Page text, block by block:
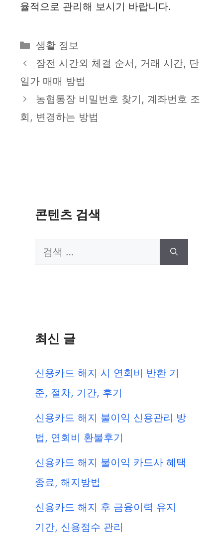
율적으로 관리해 보시기 바랍니다.
카
테
리
생활 정보
장전 시간외 체결 순서, 거래 시간, 단
일가 매매 방법
농협통장 비밀번호 찾기, 계좌번호 조
회, 변경하는 방법
콘텐츠 검색
검
최신 글
신용카드 해지 시 연회비 반환 기
준, 절차, 기간, 후기
신용카드 해지 불이익 신용관리 방
법, 연회비 환불후기
신용카드 해지 불이익 카드사 혜택
종료, 해지방법
신용카드 해지 후 금융이력 유지
기간, 신용점수 관리